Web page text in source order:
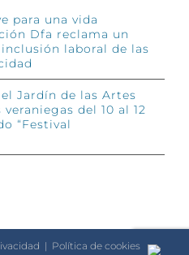
para una vida
Dfa reclama un
laboral de las
Jardín de las Artes
del 10 al 12
“Festival
| Política de cookies